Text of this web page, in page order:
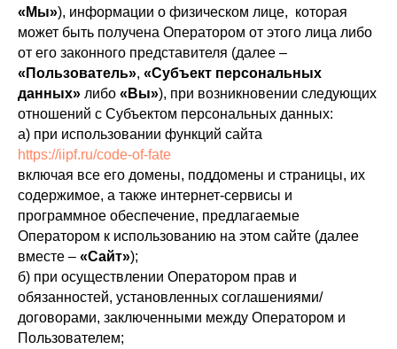
«Мы»), информации о физическом лице, которая
может быть получена Оператором от этого лица либо
от его законного представителя (далее –
«Пользователь», «Субъект персональных
данных» либо «Вы»), при возникновении следующих
отношений с Субъектом персональных данных:
а) при использовании функций сайта
https://iipf.ru/code-of-fate
включая все его домены, поддомены и страницы, их
содержимое, а также интернет-сервисы и
программное обеспечение, предлагаемые
Оператором к использованию на этом сайте (далее
вместе – «Сайт»);
б) при осуществлении Оператором прав и
обязанностей, установленных соглашениями/
договорами, заключенными между Оператором и
Пользователем;